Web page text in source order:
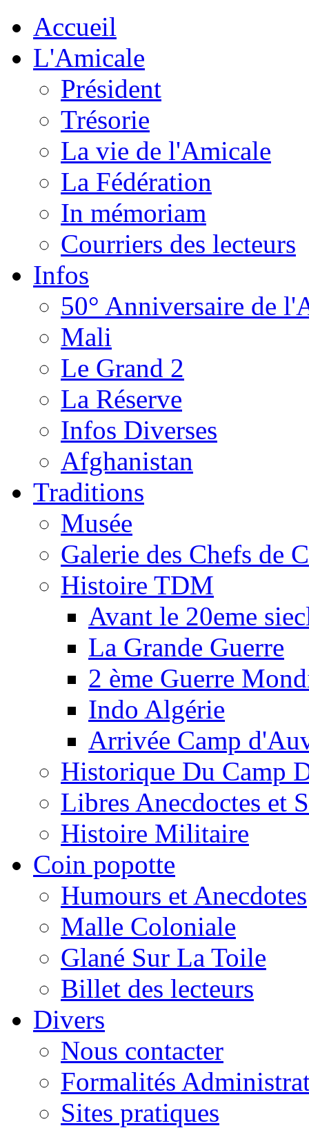
Accueil
L'Amicale
Président
Trésorie
La vie de l'Amicale
La Fédération
In mémoriam
Courriers des lecteurs
Infos
50° Anniversaire de
Mali
Le Grand 2
La Réserve
Infos Diverses
Afghanistan
Traditions
Musée
Galerie des Chefs de
Histoire TDM
Avant le 20eme
La Grande Guerre
2 ème Guerre
Indo Algérie
Arrivée Camp
Historique Du Camp
Libres Anecdoctes et
Histoire Militaire
Coin popotte
Humours et Anecdotes
Malle Coloniale
Glané Sur La Toile
Billet des lecteurs
Divers
Nous contacter
Formalités
Sites pratiques